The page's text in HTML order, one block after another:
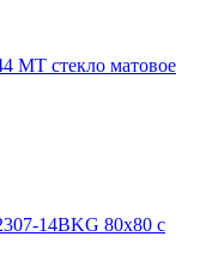
МТ стекло матовое
14BKG 80х80 с